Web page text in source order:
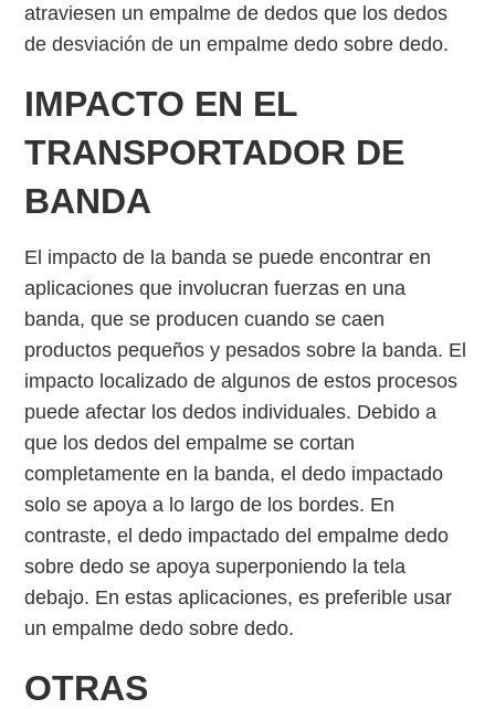
atraviesen un empalme de dedos que los dedos
de desviación de un empalme dedo sobre dedo.
IMPACTO EN EL
TRANSPORTADOR DE
BANDA
El impacto de la banda se puede encontrar en
aplicaciones que involucran fuerzas en una
banda, que se producen cuando se caen
productos pequeños y pesados sobre la banda. El
impacto localizado de algunos de estos procesos
puede afectar los dedos individuales. Debido a
que los dedos del empalme se cortan
completamente en la banda, el dedo impactado
solo se apoya a lo largo de los bordes. En
contraste, el dedo impactado del empalme dedo
sobre dedo se apoya superponiendo la tela
debajo. En estas aplicaciones, es preferible usar
un empalme dedo sobre dedo.
OTRAS